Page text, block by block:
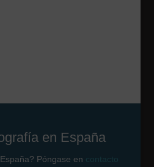
en España
Póngase en contacto